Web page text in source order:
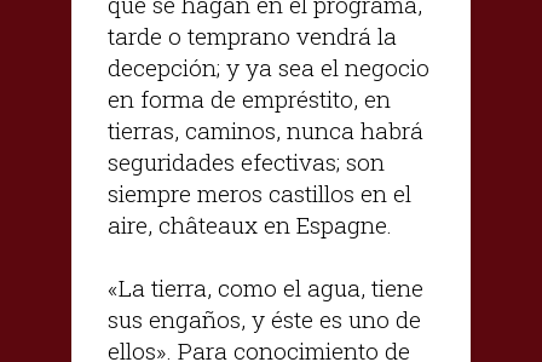
tarde o temprano vendrá la
decepción; y ya sea el negocio
en forma de empréstito, en
tierras, caminos, nunca habrá
seguridades efectivas; son
siempre meros castillos en el
aire, châteaux en Espagne.
«La tierra, como el agua, tiene
sus engaños, y éste es uno de
ellos». Para conocimiento de